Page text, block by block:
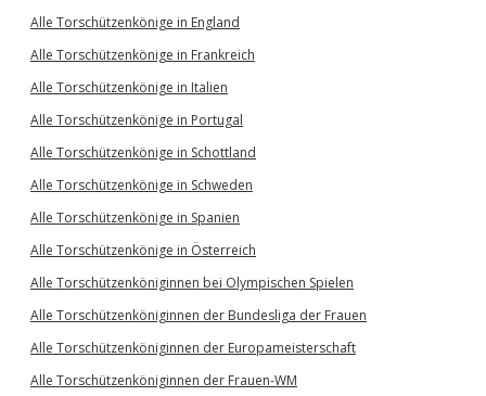
Alle Torschützenkönige in England
Alle Torschützenkönige in Frankreich
Alle Torschützenkönige in Italien
Alle Torschützenkönige in Portugal
Alle Torschützenkönige in Schottland
Alle Torschützenkönige in Schweden
Alle Torschützenkönige in Spanien
Alle Torschützenkönige in Österreich
Alle Torschützenköniginnen bei Olympischen Spielen
Alle Torschützenköniginnen der Bundesliga der Frauen
Alle Torschützenköniginnen der Europameisterschaft
Alle Torschützenköniginnen der Frauen-WM